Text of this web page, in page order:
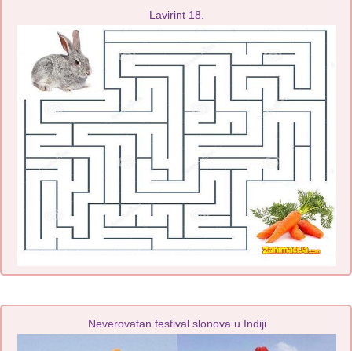
Lavirint 18.
Neverovatan festival slonova u Indiji